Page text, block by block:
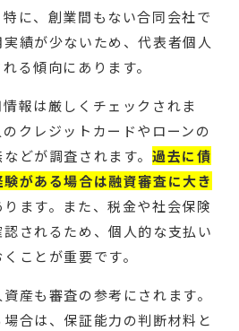
に、創業間もない合同会社で
績が少ないため、代表者個人
る傾向にあります。
報は厳しくチェックされま
クレジットカードやローンの
どが調査されます。過去に債
がある場合は融資審査に大き
ます。また、税金や社会保険
されるため、個人的な支払い
ことが重要です。
産も審査の参考にされます。
合は、保証能力の判断材料と